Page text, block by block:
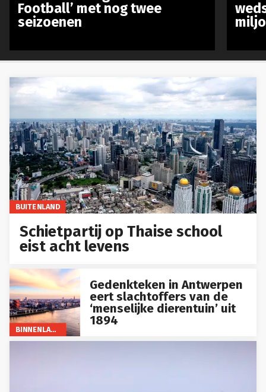
BUITENLAND
Schietpartij op Thaise school
eist acht levens
BINNENLAND
Gedenkteken in Antwerpen
eert slachtoffers van de
‘menselijke dierentuin’ uit
1894
Football’ met nog twee
seizoenen